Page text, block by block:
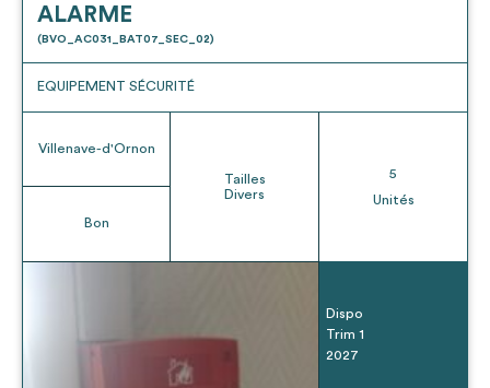
ALARME
(BVO_AC031_BAT07_SEC_02)
EQUIPEMENT SÉCURITÉ
Villenave-d'Ornon
Bon
Tailles
Divers
5
Unités
Dispo
Trim 1
2027